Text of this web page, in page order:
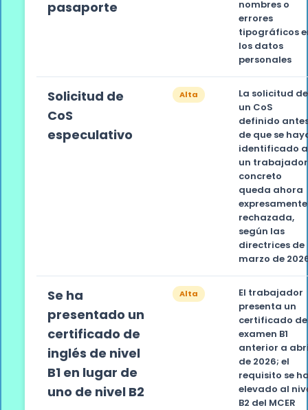
pasaporte
nombres o
errores
tipográficos
los datos
personales
Solicitud de
CoS
especulativo
Alta
La solicitud de
un CoS
definido
de que se
identificado a
un trabajador
concreto
queda ahora
expresamente
rechazada,
según las
directrices de
marzo de
Se ha
presentado un
certificado de
inglés de nivel
B1 en lugar de
uno de nivel B2
Alta
El trabajador
presenta un
certificado de
examen B1
anterior a
de 2026; el
requisito se
elevado al
B2 del MCER